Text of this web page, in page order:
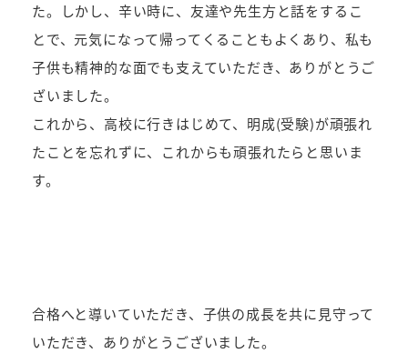
た。しかし、辛い時に、友達や先生方と話をするこ
とで、元気になって帰ってくることもよくあり、私も
子供も精神的な面でも支えていただき、ありがとうご
ざいました。
これから、高校に行きはじめて、明成(受験)が頑張れ
たことを忘れずに、これからも頑張れたらと思いま
す。
合格へと導いていただき、子供の成長を共に見守って
いただき、ありがとうございました。